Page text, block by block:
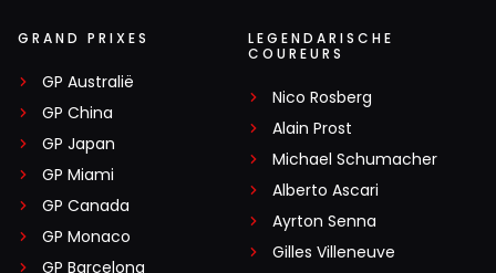
GRAND PRIXES
GP Australië
GP China
GP Japan
GP Miami
GP Canada
GP Monaco
GP Barcelona
LEGENDARISCHE
COUREURS
Nico Rosberg
Alain Prost
Michael Schumacher
Alberto Ascari
Ayrton Senna
Gilles Villeneuve